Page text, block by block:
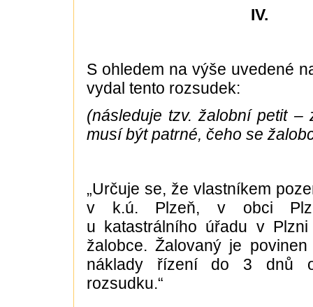
IV.
S ohledem na výše uvedené
vydal tento rozsudek:
(následuje tzv. žalobní petit –
musí být patrné, čeho se
„Určuje se, že vlastníkem
v k.ú. Plzeň, v obci
u katastrálního úřadu v
žalobce. Žalovaný je
náklady řízení do 3 dnů
rozsudku.“